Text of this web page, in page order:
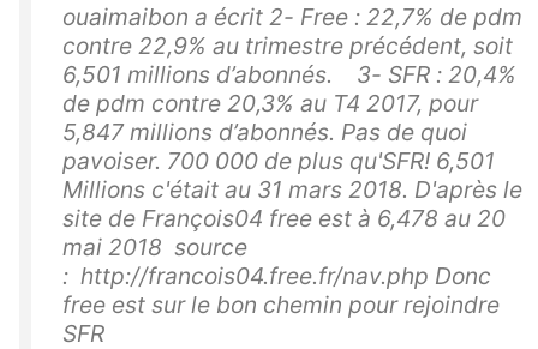
ouaimaibon a écrit 2- Free : 22,7% de pdm
contre 22,9% au trimestre précédent, soit
6,501 millions d’abonnés. 3- SFR : 20,4%
de pdm contre 20,3% au T4 2017, pour
5,847 millions d’abonnés. Pas de quoi
pavoiser. 700 000 de plus qu'SFR! 6,501
Millions c'était au 31 mars 2018. D'après le
site de François04 free est à 6,478 au 20
mai 2018 source
: http://francois04.free.fr/nav.php Donc
free est sur le bon chemin pour rejoindre
SFR